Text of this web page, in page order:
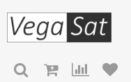
МЕНЮ